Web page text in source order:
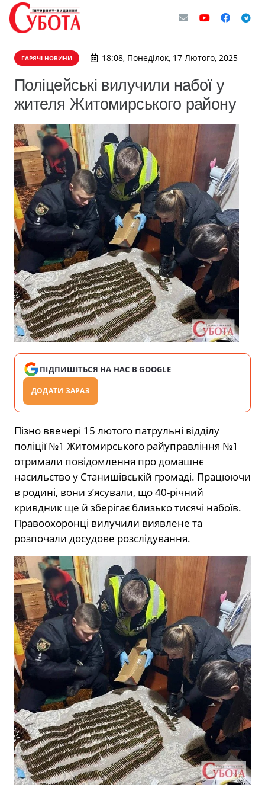
ГАРЯЧІ НОВИНИ 18:08, Понеділок, 17 Лютого, 2025
Поліцейські вилучили набої у
жителя Житомирського району
ПІДПИШІТЬСЯ НА НАС В GOOGLE
ДОДАТИ ЗАРАЗ
Пізно ввечері 15 лютого патрульні відділу
поліції №1 Житомирського райуправління №1
отримали повідомлення про домашнє
насильство у Станишівській громаді. Працюючи
в родині, вони з’ясували, що 40-річний
кривдник ще й зберігає близько тисячі набоїв.
Правоохоронці вилучили виявлене та
розпочали досудове розслідування.